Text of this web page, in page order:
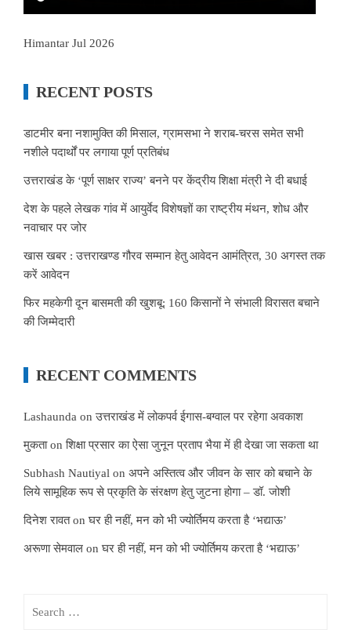
Himantar Jul 2026
RECENT POSTS
डाटमीर बना नशामुक्ति की मिसाल, ग्रामसभा ने शराब-चरस समेत सभी
नशीले पदार्थों पर लगाया पूर्ण प्रतिबंध
उत्तराखंड के ‘पूर्ण साक्षर राज्य’ बनने पर केंद्रीय शिक्षा मंत्री ने दी बधाई
देश के पहले लेखक गांव में आयुर्वेद विशेषज्ञों का राष्ट्रीय मंथन, शोध और
नवाचार पर जोर
खास खबर : उत्तराखण्ड गौरव सम्मान हेतु आवेदन आमंत्रित, 30 अगस्त तक
करें आवेदन
फिर महकेगी दून बासमती की खुशबू: 160 किसानों ने संभाली विरासत बचाने
की जिम्मेदारी
RECENT COMMENTS
Lashaunda onउत्तराखंड में लोकपर्व ईगास-बग्वाल पर रहेगा अवकाश
मुकताonशिक्षा प्रसार का ऐसा जुनून प्रताप भैया में ही देखा जा सकता था
Subhash Nautiyal on अपने अस्तित्व और जीवन के सार को बचाने के
लिये सामूहिक रूप से प्रकृति के संरक्षण हेतु जुटना होगा – डॉ. जोशी
दिनेश रावतonघर ही नहीं, मन को भी ज्योर्तिमय करता है ‘भद्याऊ’
अरूणा सेमवाल onघर ही नहीं, मन को भी ज्योर्तिमय करता है ‘भद्याऊ’